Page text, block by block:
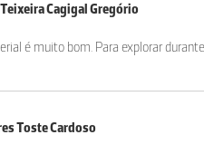
Cagigal Gregório
é muito bom. Para explorar
Toste Cardoso